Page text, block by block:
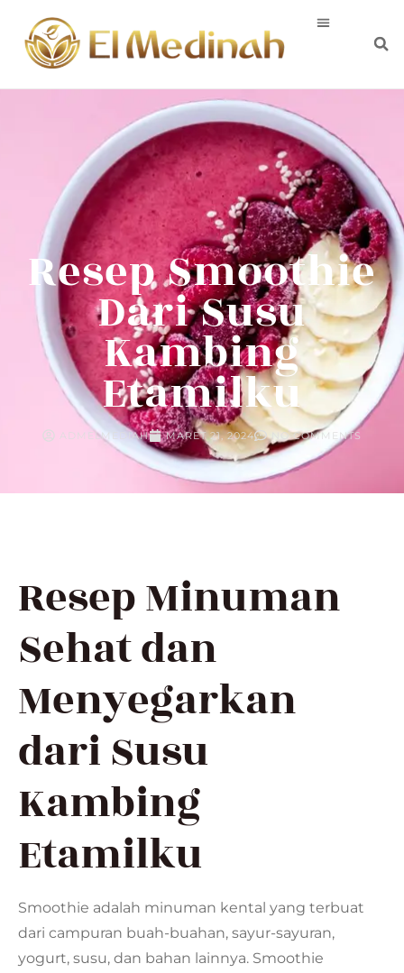
Resep Smoothie
Dari Susu
Kambing
Etamilku
ADMELMEDIAH MARET 21, 2024 NO COMMENTS
Resep Minuman
Sehat dan
Menyegarkan
dari Susu
Kambing
Etamilku
Smoothie adalah minuman kental yang terbuat
dari campuran buah-buahan, sayur-sayuran,
yogurt, susu, dan bahan lainnya. Smoothie